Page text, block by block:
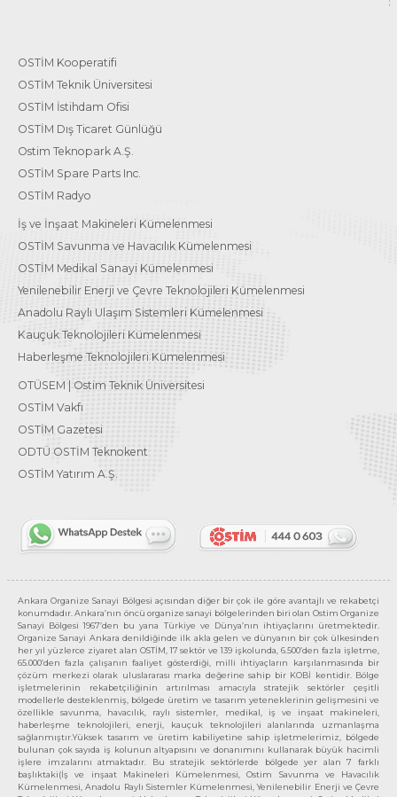
OSTİM Kooperatifi
OSTİM Teknik Üniversitesi
OSTİM İstihdam Ofisi
OSTİM Dış Ticaret Günlüğü
Ostim Teknopark A.Ş.
OSTİM Spare Parts Inc.
OSTİM Radyo
İş ve İnşaat Makineleri Kümelenmesi
OSTİM Savunma ve Havacılık Kümelenmesi
OSTİM Medikal Sanayi Kümelenmesi
Yenilenebilir Enerji ve Çevre Teknolojileri Kümelenmesi
Anadolu Raylı Ulaşım Sistemleri Kümelenmesi
Kauçuk Teknolojileri Kümelenmesi
Haberleşme Teknolojileri Kümelenmesi
OTÜSEM | Ostim Teknik Üniversitesi
OSTİM Vakfı
OSTİM Gazetesi
ODTÜ OSTİM Teknokent
OSTİM Yatırım A.Ş.
Ankara Organize Sanayi Bölgesi açısından diğer bir çok ile göre avantajlı ve rekabetçi
konumdadır. Ankara’nın öncü organize sanayi bölgelerinden biri olan Ostim Organize
Sanayi Bölgesi 1967’den bu yana Türkiye ve Dünya’nın ihtiyaçlarını üretmektedir.
Organize Sanayi Ankara denildiğinde ilk akla gelen ve dünyanın bir çok ülkesinden
her yıl yüzlerce ziyaret alan OSTİM, 17 sektör ve 139 işkolunda, 6.500’den fazla işletme,
65.000’den fazla çalışanın faaliyet gösterdiği, milli ihtiyaçların karşılanmasında bir
çözüm merkezi olarak uluslararası marka değerine sahip bir KOBİ kentidir. Bölge
işletmelerinin rekabetçiliğinin artırılması amacıyla stratejik sektörler çeşitli
modellerle desteklenmiş, bölgede üretim ve tasarım yeteneklerinin gelişmesini ve
özellikle savunma, havacılık, raylı sistemler, medikal, iş ve inşaat makineleri,
haberleşme teknolojileri, enerji, kauçuk teknolojileri alanlarında uzmanlaşma
sağlanmıştır.Yüksek tasarım ve üretim kabiliyetine sahip işletmelerimiz, bölgede
bulunan çok sayıda iş kolunun altyapısını ve donanımını kullanarak büyük hacimli
işlere imzalarını atmaktadır. Bu stratejik sektörlerde bölgede yer alan 7 farklı
başlıktaki(İş ve inşaat Makineleri Kümelenmesi, Ostim Savunma ve Havacılık
Kümelenmesi, Anadolu Raylı Sistemler Kümelenmesi, Yenilenebilir Enerji ve Çevre